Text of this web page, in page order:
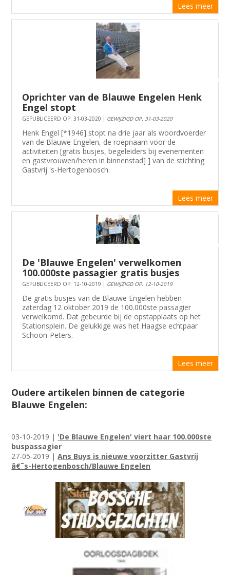
Lees meer
Oprichter van de Blauwe Engelen Henk
Engel stopt
GEPUBLICEERD OP: 31-03-2020 | GEWIJZIGD OP: 31-03-2020
Henk Engel [*1946] stopt na drie jaar als woordvoerder
van de Blauwe Engelen, de roepnaam voor de
activiteiten [gratis busjes, begeleiders bij evenementen
en gastvrouwen/heren in binnenstad] ] van de stichting
Gastvrij 's-Hertogenbosch.
Lees meer
De 'Blauwe Engelen' verwelkomen
100.000ste passagier gratis busjes
GEPUBLICEERD OP: 12-10-2019 | GEWIJZIGD OP: 12-10-2019
De gratis busjes van de Blauwe Engelen hebben
zaterdag 12 oktober 2019 de 100.000ste passagier
verwelkomd. Dat gebeurde bij de opstapplaats op het
Stationsplein. De gelukkige was het Haagse echtpaar
Schoon-Peters.
Lees meer
Oudere artikelen binnen de categorie
Blauwe Engelen:
03-10-2019 | 'De Blauwe Engelen' viert haar 100.000ste
buspassagier
27-05-2019 |Ans Buys is nieuwe voorzitter Gastvrij
â€˜s-Hertogenbosch/Blauwe Engelen